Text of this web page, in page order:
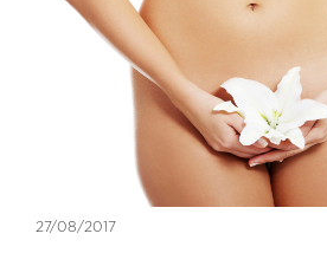
27/08/2017